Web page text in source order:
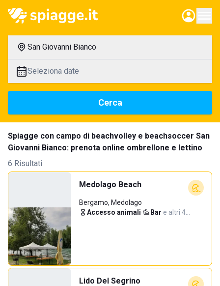
San Giovanni Bianco
Seleziona date
Cerca
Spiagge con campo di beachvolley e beachsoccer San
Giovanni Bianco: prenota online ombrellone e lettino
6 Risultati
Medolago Beach
Bergamo, Medolago
Accesso animali· Bar·e altri 4…
Lido Del Segrino